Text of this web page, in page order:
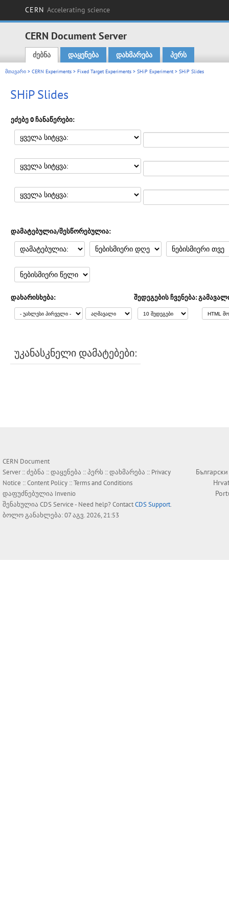
CERN Accelerating science
CERN Document Server
Main menu
ძებნა დაყენება დახმარება პერს
მთავარი > CERN Experiments > Fixed Target Experiments > SHiP Experiment> SHiP Slides
SHiP Slides
ეძებე 0 ჩანაწერები:
დამატებულია/შესწორებულია:
დახარისხება: შედეგების ჩვენება:
უკანასკნელი დამატებები:
CERN Document
Server ::ძებნა ::დაყენება ::პერს ::დახმარება :: Privacy
Notice ::Content Policy ::Terms and Conditions
დაფუძნებულია Invenio
შენახულია CDS Service- Need help? ContactCDS Support.
ბოლო განახლება: 07 აგვ. 2026, 21:53
Български